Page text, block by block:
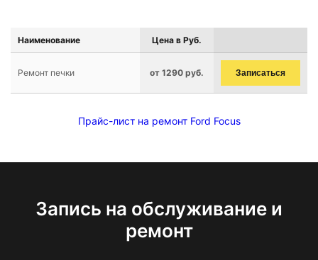
Наименование Цена в Руб.
Ремонт печки от 1290 руб. Записаться
Прайс-лист на ремонт Ford Focus
Запись на обслуживание и
ремонт